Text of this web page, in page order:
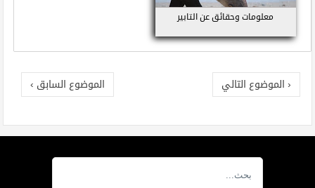
معلومات وحقائق عن التابير
‹ الموضوع التالي الموضوع السابق ›